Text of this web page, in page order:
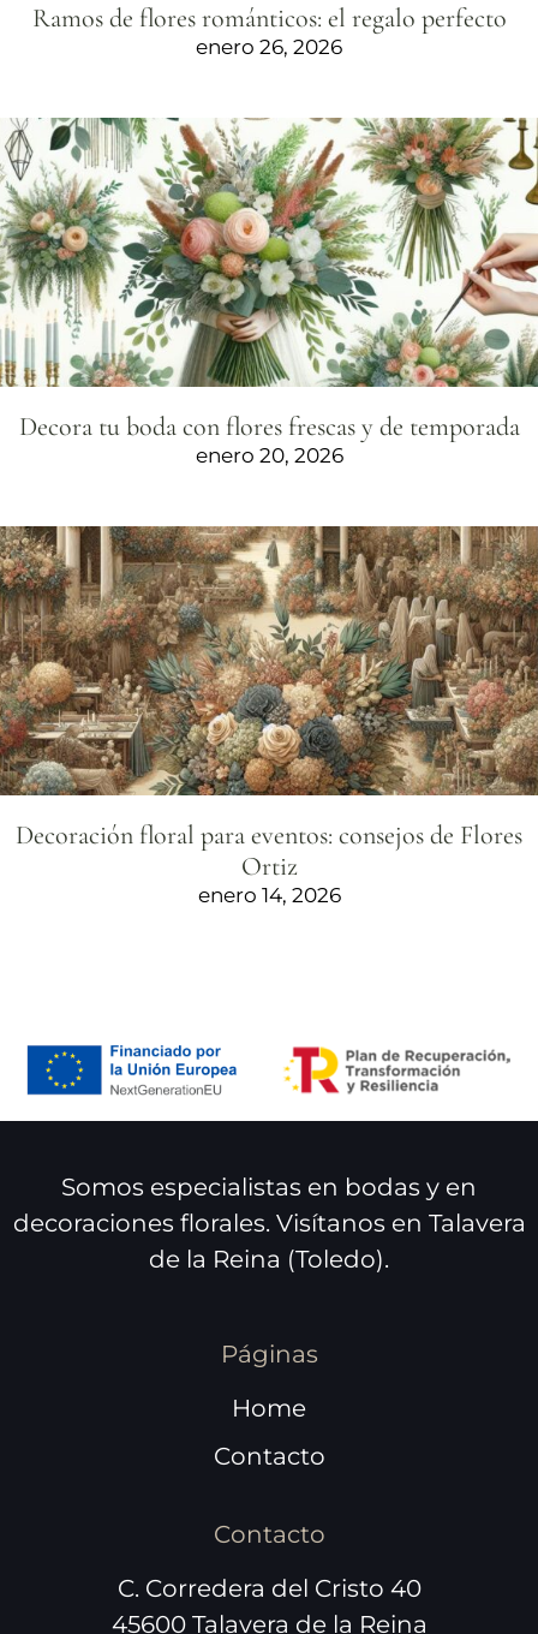
Ramos de flores románticos: el regalo perfecto
enero 26, 2026
Decora tu boda con flores frescas y de temporada
enero 20, 2026
Decoración floral para eventos: consejos de Flores
Ortiz
enero 14, 2026
Somos especialistas en bodas y en
decoraciones florales. Visítanos en Talavera
de la Reina (Toledo).
Páginas
Home
Contacto
Contacto
C. Corredera del Cristo 40
45600 Talavera de la Reina